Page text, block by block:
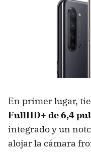
En primer lugar,
FullHD+ de 6,4
integrado y un
alojar la cámara